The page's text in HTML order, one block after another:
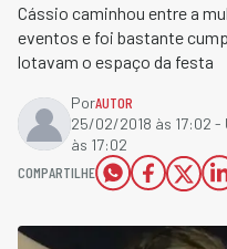
Cássio caminhou entre a
eventos e foi bastante
lotavam o espaço da festa
PorAUTOR
25/02/2018 às 17:02 -
às 17:02
COMPARTILHE